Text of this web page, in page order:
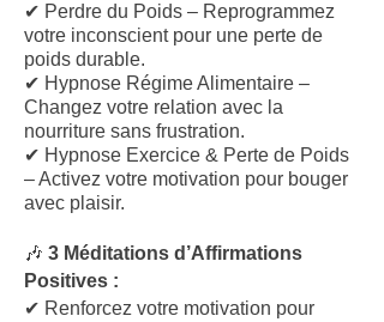
✔ Perdre du Poids – Reprogrammez
votre inconscient pour une perte de
poids durable.
✔ Hypnose Régime Alimentaire –
Changez votre relation avec la
nourriture sans frustration.
✔ Hypnose Exercice & Perte de Poids
– Activez votre motivation pour bouger
avec plaisir.
🎶 3 Méditations d’Affirmations
Positives :
✔ Renforcez votre motivation pour